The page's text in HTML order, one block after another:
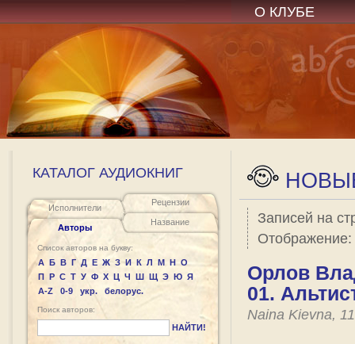
О КЛУБЕ
КАТАЛОГ АУДИОКНИГ
Исполнители
Авторы
Рецензии
Название
Список авторов на букву:
А Б В Г Д Е Ж З И К Л М Н О
П Р С Т У Ф Х Ц Ч Ш Щ Э Ю Я
A-Z
0-9 укр. белорус.
Поиск авторов:
НАЙТИ!
Записей на
Отображение:
Орлов
01.
Naina Kievna,